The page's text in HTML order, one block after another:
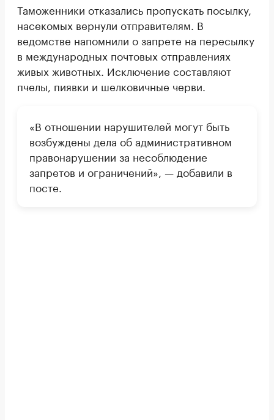
Таможенники отказались пропускать посылку,
насекомых вернули отправителям. В
ведомстве напомнили о запрете на пересылку
в международных почтовых отправлениях
живых животных. Исключение составляют
пчелы, пиявки и шелковичные черви.
«В отношении нарушителей могут быть
возбуждены дела об административном
правонарушении за несоблюдение
запретов и ограничений», — добавили в
посте.